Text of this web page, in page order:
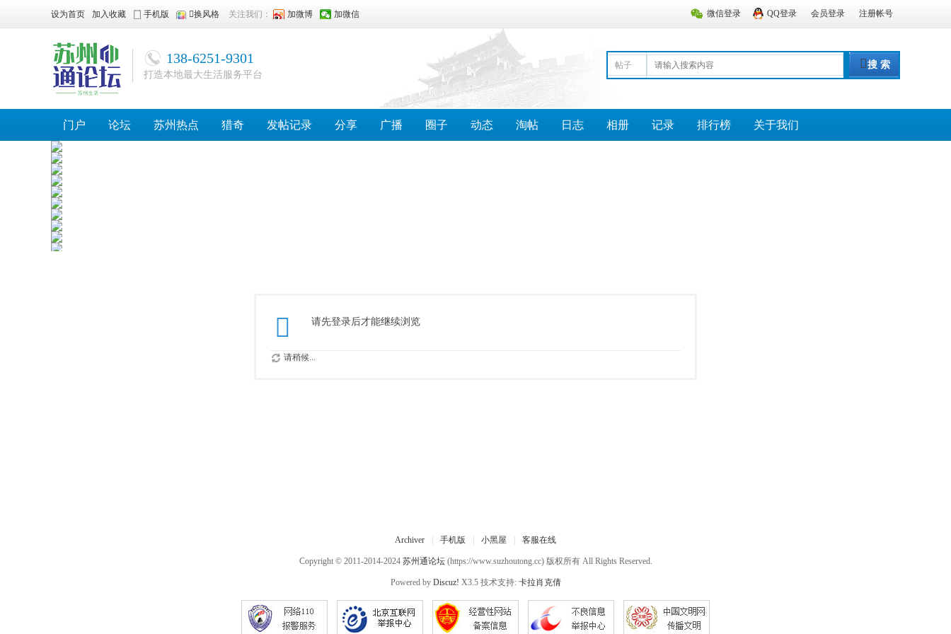
微信登录 QQ登录 会员登录 注册帐号
设为首页 加入收藏 手机版 换风格 关注我们： 加微博 加微信
138-6251-9301
打造本地最大生活服务平台
帖子 搜 索
门户 论坛 苏州热点 猎奇 发帖记录 分享 广播 圈子 动态 淘帖 日志 相册 记录 排行榜 关于我们
请先登录后才能继续浏览
请稍候...
Archiver 手机版 小黑屋 客服在线
Copyright © 2011-2014-2024 苏州通论坛(https://www.suzhoutong.cc) 版权所有 All Rights Reserved.
Powered by Discuz! X3.5 技术支持: 卡拉肖克倩